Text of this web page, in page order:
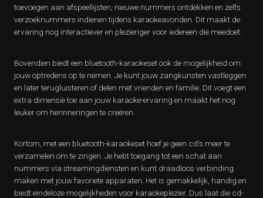
toevoegen aan afspeellijsten, nieuwe nummers ontdekken en zelfs
verzoeknummers indienen tijdens karaokeavonden. Dit maakt de
ervaring nog interactiever en plezieriger voor iedereen die meedoet.
Bovendien biedt een bluetooth-karaokeset ook de mogelijkheid om
jouw optredens op te nemen. Je kunt jouw zangkunsten vastleggen
en later terugluisteren of delen met vrienden en familie. Dit voegt een
extra dimensie toe aan jouw karaoke-ervaring en maakt het nog
leuker om herinneringen te creëren.
Kortom, met een bluetooth-karaokeset hoef je geen cd’s meer te
verzamelen om te zingen. Je hebt toegang tot een schat aan
nummers via streamingdiensten en kunt draadloos verbinding
maken met jouw favoriete apparaten. Het is gemakkelijk, handig en
biedt eindeloze mogelijkheden voor karaokeplezier. Dus laat die cd-